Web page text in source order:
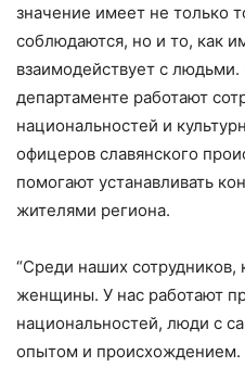
значение имеет не только
соблюдаются, но и то, как
взаимодействует с
департаменте работают
национальностей и
офицеров славянского
помогают устанавливать
жителями региона.
“Среди наших
женщины. У нас работают
национальностей, люди с
опытом и происхождением.